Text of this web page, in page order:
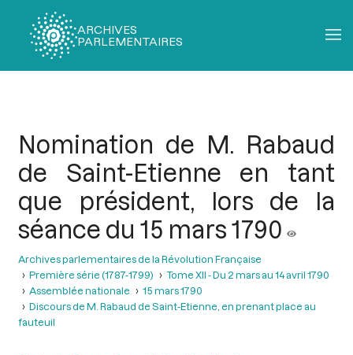
ARCHIVES
PARLEMENTAIRES
Nomination de M. Rabaud
de Saint-Etienne en tant
que président, lors de la
séance du 15 mars 1790
Archives parlementaires de la Révolution Française
Première série (1787-1799)
Tome XII - Du 2 mars au 14 avril 1790
Assemblée nationale
15 mars 1790
Discours de M. Rabaud de Saint-Etienne, en prenant place au
fauteuil